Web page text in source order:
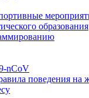
образования
nCoV
поведения на